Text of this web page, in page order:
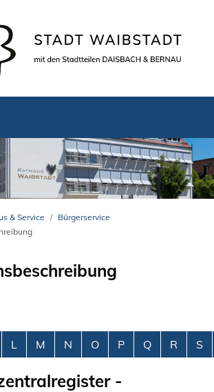
& Service
Bürgerservice
Register überspringen
L M N O P Q R S
-